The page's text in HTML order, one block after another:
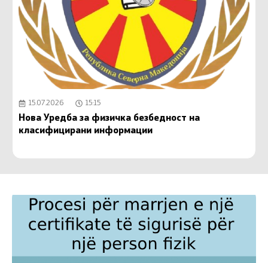
15.07.2026 15:15
Нова Уредба за физичка безбедност на
класифицирани информации